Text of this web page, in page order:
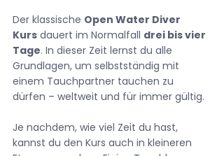
Der klassische Open Water Diver
Kurs dauert im Normalfall drei bis vier
Tage. In dieser Zeit lernst du alle
Grundlagen, um selbstständig mit
einem Tauchpartner tauchen zu
dürfen – weltweit und für immer gültig.
Je nachdem, wie viel Zeit du hast,
kannst du den Kurs auch in kleineren